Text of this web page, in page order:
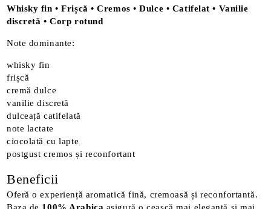
Whisky fin • Frișcă • Cremos • Dulce • Catifelat • Vanilie
discretă • Corp rotund
Note dominante:
whisky fin
frișcă
cremă dulce
vanilie discretă
dulceață catifelată
note lactate
ciocolată cu lapte
postgust cremos și reconfortant
Beneficii
Oferă o experiență aromatică fină, cremoasă și reconfortantă.
Baza de 100% Arabica asigură o ceașcă mai elegantă și mai